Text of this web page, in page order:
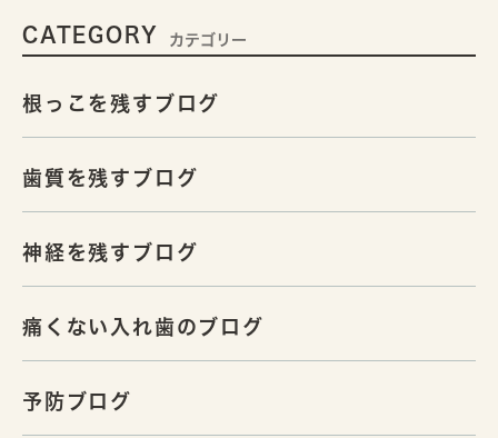
CATEGORY カテゴリー
根っこを残すブログ
歯質を残すブログ
神経を残すブログ
痛くない入れ歯のブログ
予防ブログ